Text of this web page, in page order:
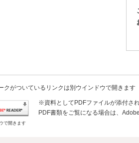
クがついているリンクは別ウインドウで開きます
で開きます
※資料としてPDFファイルが添付さ
PDF書類をご覧になる場合は、